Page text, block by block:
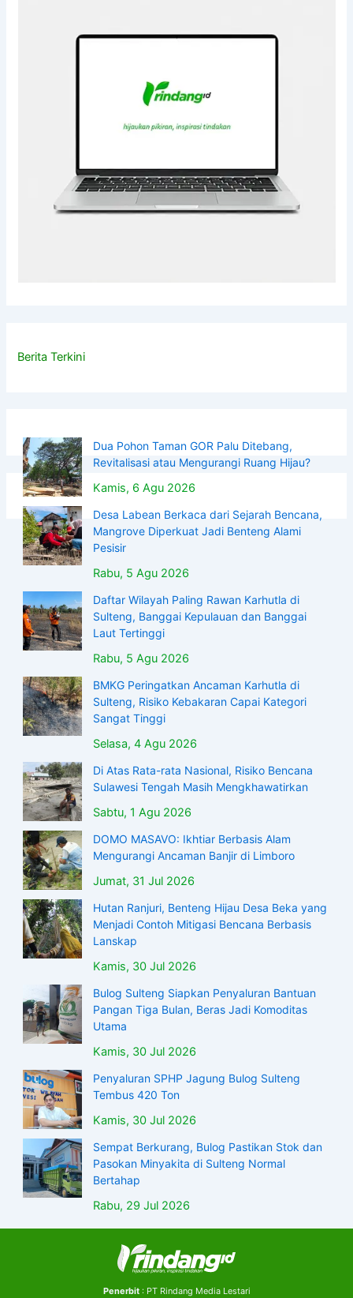
Berita Terkini
Dua Pohon Taman GOR Palu Ditebang,
Revitalisasi atau Mengurangi Ruang Hijau?
Kamis, 6 Agu 2026
Desa Labean Berkaca dari Sejarah Bencana,
Mangrove Diperkuat Jadi Benteng Alami
Pesisir
Rabu, 5 Agu 2026
Daftar Wilayah Paling Rawan Karhutla di
Sulteng, Banggai Kepulauan dan Banggai
Laut Tertinggi
Rabu, 5 Agu 2026
BMKG Peringatkan Ancaman Karhutla di
Sulteng, Risiko Kebakaran Capai Kategori
Sangat Tinggi
Selasa, 4 Agu 2026
Di Atas Rata-rata Nasional, Risiko Bencana
Sulawesi Tengah Masih Mengkhawatirkan
Sabtu, 1 Agu 2026
DOMO MASAVO: Ikhtiar Berbasis Alam
Mengurangi Ancaman Banjir di Limboro
Jumat, 31 Jul 2026
Hutan Ranjuri, Benteng Hijau Desa Beka yang
Menjadi Contoh Mitigasi Bencana Berbasis
Lanskap
Kamis, 30 Jul 2026
Bulog Sulteng Siapkan Penyaluran Bantuan
Pangan Tiga Bulan, Beras Jadi Komoditas
Utama
Kamis, 30 Jul 2026
Penyaluran SPHP Jagung Bulog Sulteng
Tembus 420 Ton
Kamis, 30 Jul 2026
Sempat Berkurang, Bulog Pastikan Stok dan
Pasokan Minyakita di Sulteng Normal
Bertahap
Rabu, 29 Jul 2026
Penerbit: PT Rindang Media Lestari